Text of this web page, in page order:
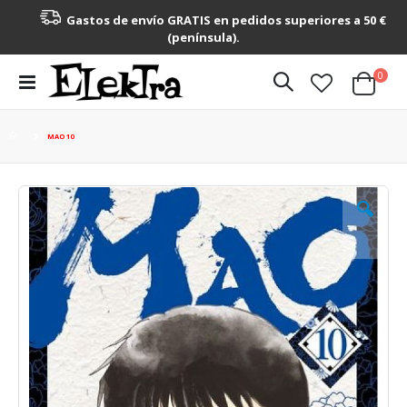
Gastos de envío GRATIS en pedidos superiores a 50 €
(península).
Toggle
Nav
Cart
0
MAO 10
Saltar
final
de
galería
imágenes